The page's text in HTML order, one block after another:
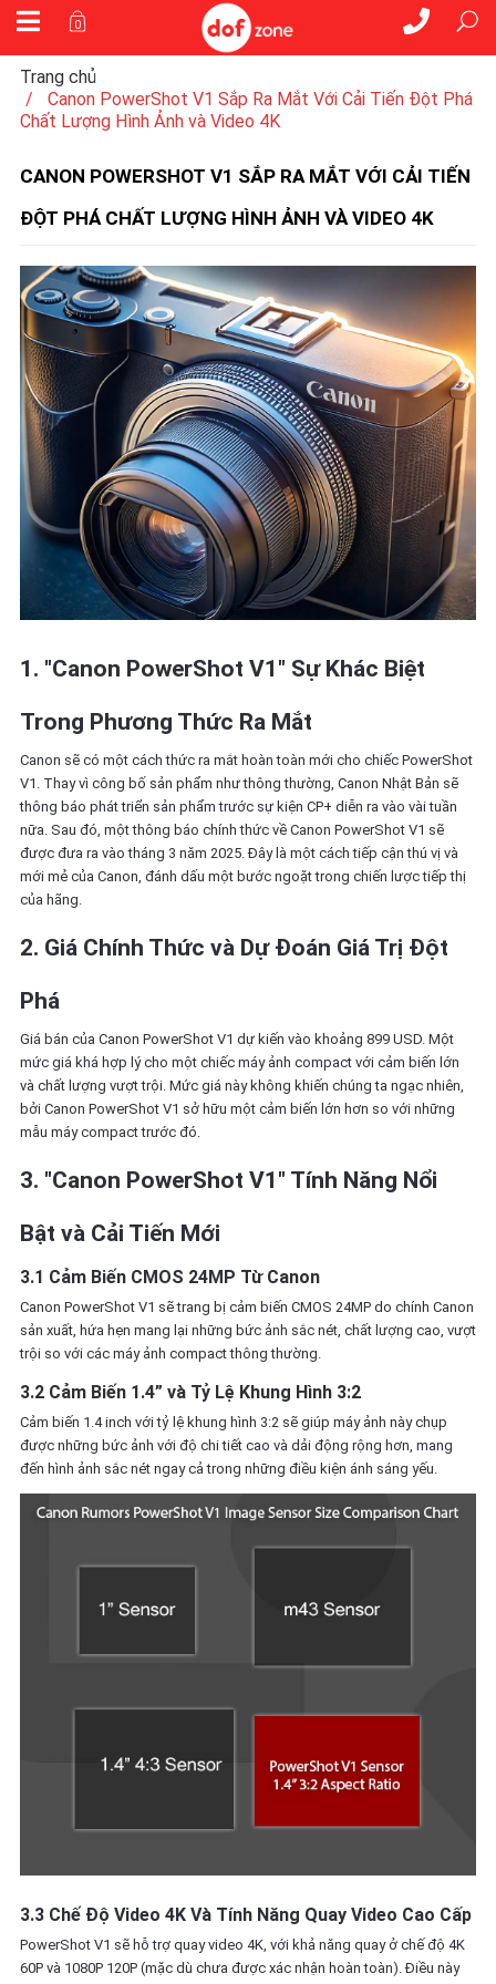
0
Trang chủ
Canon PowerShot V1 Sắp Ra Mắt Với Cải Tiến Đột Phá
Chất Lượng Hình Ảnh và Video 4K
CANON POWERSHOT V1 SẮP RA MẮT VỚI CẢI TIẾN
ĐỘT PHÁ CHẤT LƯỢNG HÌNH ẢNH VÀ VIDEO 4K
1. "Canon PowerShot V1" Sự Khác Biệt
Trong Phương Thức Ra Mắt
Canon sẽ có một cách thức ra mắt hoàn toàn mới cho chiếc PowerShot
V1. Thay vì công bố sản phẩm như thông thường, Canon Nhật Bản sẽ
thông báo phát triển sản phẩm trước sự kiện CP+ diễn ra vào vài tuần
nữa. Sau đó, một thông báo chính thức về Canon PowerShot V1 sẽ
được đưa ra vào tháng 3 năm 2025. Đây là một cách tiếp cận thú vị và
mới mẻ của Canon, đánh dấu một bước ngoặt trong chiến lược tiếp thị
của hãng.
2. Giá Chính Thức và Dự Đoán Giá Trị Đột
Phá
Giá bán của Canon PowerShot V1 dự kiến vào khoảng 899 USD. Một
mức giá khá hợp lý cho một chiếc máy ảnh compact với cảm biến lớn
và chất lượng vượt trội. Mức giá này không khiến chúng ta ngạc nhiên,
bởi Canon PowerShot V1 sở hữu một cảm biến lớn hơn so với những
mẫu máy compact trước đó.
3. "Canon PowerShot V1" Tính Năng Nổi
Bật và Cải Tiến Mới
3.1 Cảm Biến CMOS 24MP Từ Canon
Canon PowerShot V1 sẽ trang bị cảm biến CMOS 24MP do chính Canon
sản xuất, hứa hẹn mang lại những bức ảnh sắc nét, chất lượng cao, vượt
trội so với các máy ảnh compact thông thường.
3.2 Cảm Biến 1.4” và Tỷ Lệ Khung Hình 3:2
Cảm biến 1.4 inch với tỷ lệ khung hình 3:2 sẽ giúp máy ảnh này chụp
được những bức ảnh với độ chi tiết cao và dải động rộng hơn, mang
đến hình ảnh sắc nét ngay cả trong những điều kiện ánh sáng yếu.
3.3 Chế Độ Video 4K Và Tính Năng Quay Video Cao Cấp
PowerShot V1 sẽ hỗ trợ quay video 4K, với khả năng quay ở chế độ 4K
60P và 1080P 120P (mặc dù chưa được xác nhận hoàn toàn). Điều này